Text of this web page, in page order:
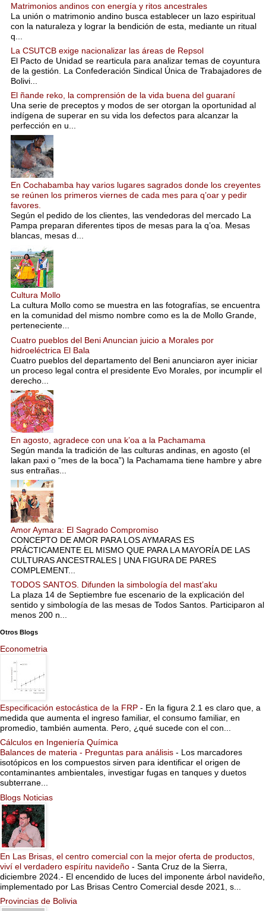
Matrimonios andinos con energía y ritos ancestrales
La unión o matrimonio andino busca establecer un lazo espiritual
con la naturaleza y lograr la bendición de esta, mediante un ritual
q...
La CSUTCB exige nacionalizar las áreas de Repsol
El Pacto de Unidad se rearticula para analizar temas de coyuntura
de la gestión. La Confederación Sindical Única de Trabajadores de
Bolivi...
El ñande reko, la comprensión de la vida buena del guaraní
Una serie de preceptos y modos de ser otorgan la oportunidad al
indígena de superar en su vida los defectos para alcanzar la
perfección en u...
En Cochabamba hay varios lugares sagrados donde los creyentes
se reúnen los primeros viernes de cada mes para q’oar y pedir
favores.
Según el pedido de los clientes, las vendedoras del mercado La
Pampa preparan diferentes tipos de mesas para la q’oa. Mesas
blancas, mesas d...
Cultura Mollo
La cultura Mollo como se muestra en las fotografías, se encuentra
en la comunidad del mismo nombre como es la de Mollo Grande,
perteneciente...
Cuatro pueblos del Beni Anuncian juicio a Morales por
hidroeléctrica El Bala
Cuatro pueblos del departamento del Beni anunciaron ayer iniciar
un proceso legal contra el presidente Evo Morales, por incumplir el
derecho...
En agosto, agradece con una k’oa a la Pachamama
Según manda la tradición de las culturas andinas, en agosto (el
lakan paxi o “mes de la boca”) la Pachamama tiene hambre y abre
sus entrañas...
Amor Aymara: El Sagrado Compromiso
CONCEPTO DE AMOR PARA LOS AYMARAS ES
PRÁCTICAMENTE EL MISMO QUE PARA LA MAYORÍA DE LAS
CULTURAS ANCESTRALES | UNA FIGURA DE PARES
COMPLEMENT...
TODOS SANTOS. Difunden la simbología del mast’aku
La plaza 14 de Septiembre fue escenario de la explicación del
sentido y simbología de las mesas de Todos Santos. Participaron al
menos 200 n...
Otros Blogs
Econometria
Especificación estocástica de la FRP - En la figura 2.1 es claro que, a
medida que aumenta el ingreso familiar, el consumo familiar, en
promedio, también aumenta. Pero, ¿qué sucede con el con...
Cálculos en Ingeniería Química
Balances de materia - Preguntas para análisis - Los marcadores
isotópicos en los compuestos sirven para identificar el origen de
contaminantes ambientales, investigar fugas en tanques y duetos
subterrane...
Blogs Noticias
En Las Brisas, el centro comercial con la mejor oferta de productos,
viví el verdadero espíritu navideño - Santa Cruz de la Sierra,
diciembre 2024.- El encendido de luces del imponente árbol navideño,
implementado por Las Brisas Centro Comercial desde 2021, s...
Provincias de Bolivia